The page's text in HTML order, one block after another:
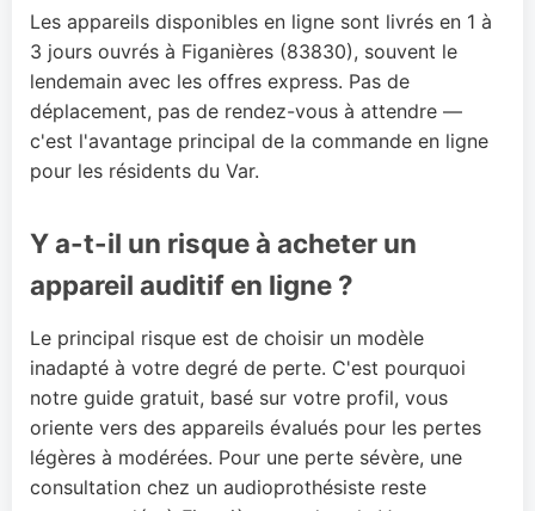
Les appareils disponibles en ligne sont livrés en 1 à
3 jours ouvrés à Figanières (83830), souvent le
lendemain avec les offres express. Pas de
déplacement, pas de rendez-vous à attendre —
c'est l'avantage principal de la commande en ligne
pour les résidents du Var.
Y a-t-il un risque à acheter un
appareil auditif en ligne ?
Le principal risque est de choisir un modèle
inadapté à votre degré de perte. C'est pourquoi
notre guide gratuit, basé sur votre profil, vous
oriente vers des appareils évalués pour les pertes
légères à modérées. Pour une perte sévère, une
consultation chez un audioprothésiste reste